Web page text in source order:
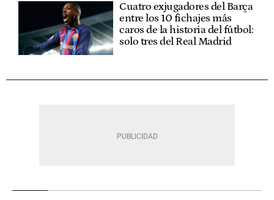
Cuatro exjugadores del Barça
entre los 10 fichajes más
caros de la historia del fútbol:
solo tres del Real Madrid